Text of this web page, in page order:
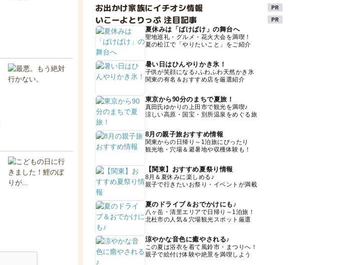
お出かけ家族にイチオシ情報
いこーよとりっぷ 注目記事
夏休みは「ばけばけ」の舞台へ
聖地巡礼・グルメ・花火大会を満喫！
夏の松江で「やりたいこと」をご紹介
暑い日はひんやりかき氷！
子供が笑顔になる♪ふわふわ天然かき氷
関東の有名＆おすすめ店を厳選紹介
東京から90分のまちで夏旅！
真田氏ゆかりの上田市で観光を満喫♪
涼しい高原・国宝・別所温泉をめぐる旅
8月の親子旅おすすめ情報
関東からの日帰り～1泊旅にぴったり
観光地・穴場＆避暑地や収穫体験も！
【関東】おすすめ夏祭り情報
8月＆夏休みに楽しめる♪
親子で行きたいお祭り・イベントが満載
夏のドライブ＆おでかけにも♪
八ヶ岳・清里エリアで日帰り～1泊旅！
北杜市の人気＆穴場観光スポット厳選
涼やかな音色に癒やされる♪
この夏は浴衣を着て風鈴市・まつりへ！
親子で絵付け体験や絶景を満喫しよう